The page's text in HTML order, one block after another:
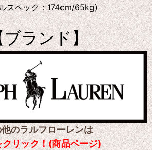
スペック：174cm/65kg)
ブランド】
のラルフローレンは
クリック！(商品ページ)